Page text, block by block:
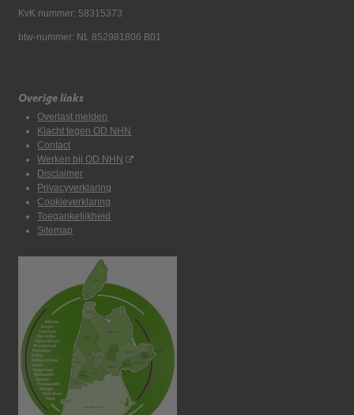
KvK nummer: 58315373
btw-nummer: NL 852981806 B01
Overige links
Overlast melden
Klacht tegen OD NHN
Contact
Werken bij OD NHN
Disclaimer
Privacyverklaring
Cookieverklaring
Toegankelijkheid
Sitemap